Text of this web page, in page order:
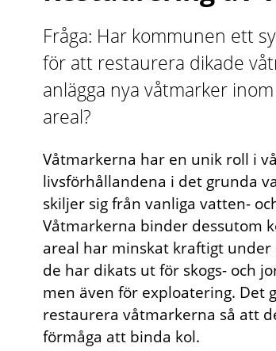
Fråga: Har kommunen ett
för att restaurera dikade
anlägga nya våtmarker
areal?
Våtmarkerna har en unik roll i
livsförhållandena i det grunda
skiljer sig från vanliga vatten-
Våtmarkerna binder dessutom
areal har minskat kraftigt under
de har dikats ut för skogs- och
men även för exploatering. Det
restaurera våtmarkerna så att
förmåga att binda kol.